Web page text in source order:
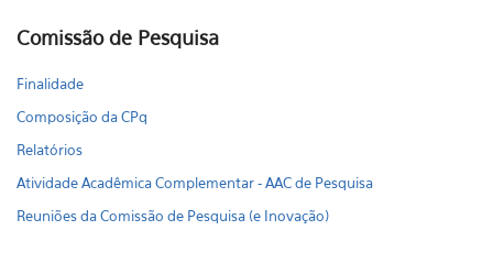
Comissão de Pesquisa
Finalidade
Composição da CPq
Relatórios
Atividade Acadêmica Complementar - AAC de Pesquisa
Reuniões da Comissão de Pesquisa (e Inovação)